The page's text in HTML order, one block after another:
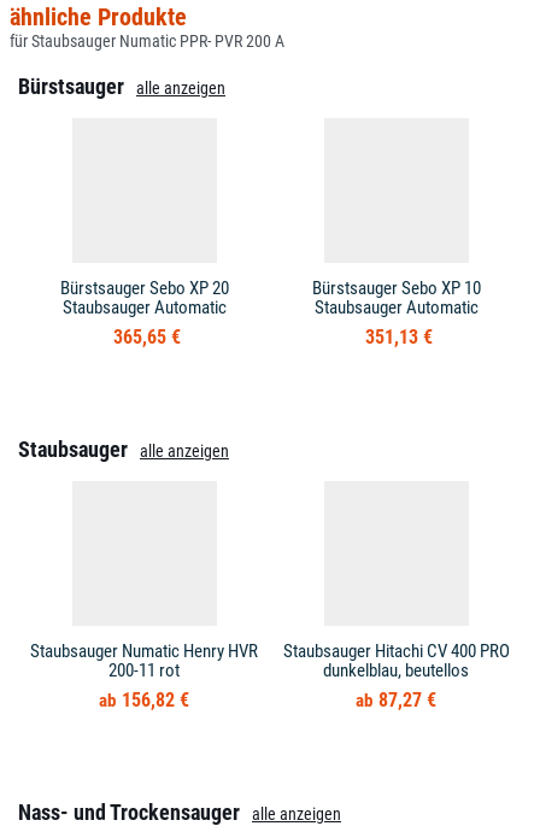
ähnliche Produkte
für Staubsauger Numatic PPR- PVR 200 A
Bürstsauger alle anzeigen
Bürstsauger Sebo XP 20
Staubsauger Automatic
365,65 €
Bürstsauger Sebo XP 10
Staubsauger Automatic
351,13 €
Staubsauger alle anzeigen
Staubsauger Numatic Henry HVR
200-11 rot
156,82 €
Staubsauger Hitachi CV 400 PRO
dunkelblau, beutellos
87,27 €
Nass- und Trockensauger alle anzeigen